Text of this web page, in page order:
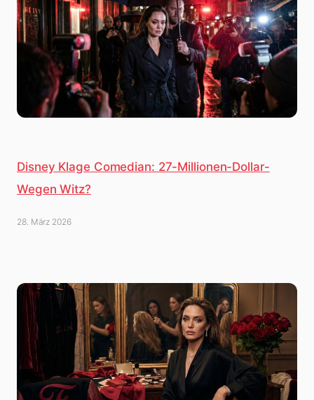
Disney Klage Comedian: 27-Millionen-Dollar-
Wegen Witz?
28. März 2026